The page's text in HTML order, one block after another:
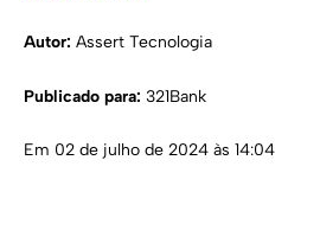
Autor: Assert Tecnologia
Publicado para: 321Bank
Em 02 de julho de 2024 às 14:04